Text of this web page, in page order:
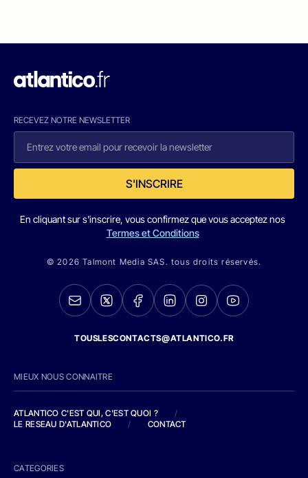
RECEVEZ NOTRE NEWSLETTER
S'INSCRIRE
En cliquant sur s'inscrire, vous confirmez que vous acceptez nos
Termes et Conditions
© 2026 Talmont Media SAS. tous droits réservés.
TOUSLESCONTACTS@ATLANTICO.FR
MIEUX NOUS CONNAITRE
ATLANTICO C'EST QUI, C'EST QUOI ?
/
LE RESEAU D'ATLANTICO
/ CONTACT
CATEGORIES